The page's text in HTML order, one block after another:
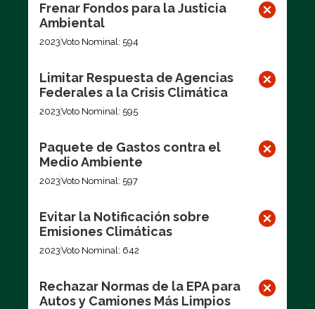
Frenar Fondos para la Justicia
Ambiental
2023Voto Nominal: 594
Limitar Respuesta de Agencias
Federales a la Crisis Climática
2023Voto Nominal: 595
Paquete de Gastos contra el
Medio Ambiente
2023Voto Nominal: 597
Evitar la Notificación sobre
Emisiones Climáticas
2023Voto Nominal: 642
Rechazar Normas de la EPA para
Autos y Camiones Más Limpios